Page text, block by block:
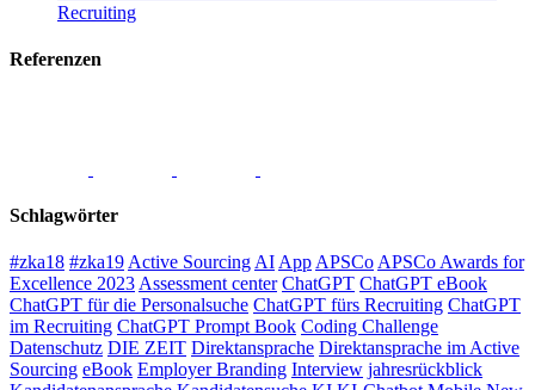
Recruiting
Referenzen
Schlagwörter
#zka18 #zka19 Active Sourcing AI App APSCo APSCo Awards for
Excellence 2023 Assessment center ChatGPT ChatGPT eBook
ChatGPT für die Personalsuche ChatGPT fürs Recruiting ChatGPT
im Recruiting ChatGPT Prompt Book Coding Challenge
Datenschutz DIE ZEIT Direktansprache Direktansprache im Active
Sourcing eBook Employer Branding Interview jahresrückblick